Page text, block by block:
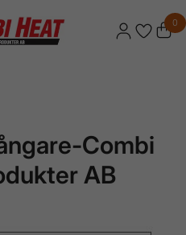
0
Combi
AB